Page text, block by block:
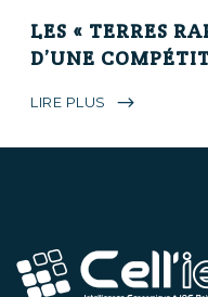
LES « TERRES
D’UNE
LIRE PLUS